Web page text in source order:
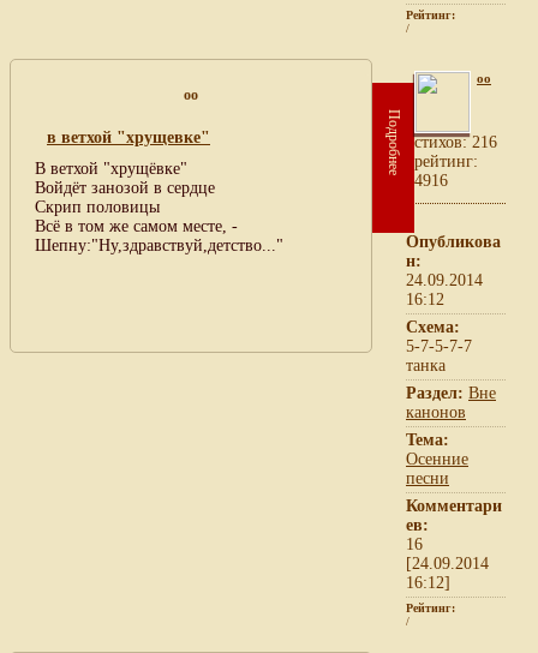
Рейтинг:
/
oo
в ветхой "хрущевке"
В ветхой "хрущёвке"
Войдёт занозой в сердце
Скрип половицы
Всё в том же самом месте, -
Шепну:"Ну,здравствуй,детство..."
Подробнее
oo
cтихов: 216
рейтинг:
4916
Опубликова
н:
24.09.2014
16:12
Схема:
5-7-5-7-7
танка
Раздел: Вне
канонов
Тема:
Осенние
песни
Комментари
ев:
16
[24.09.2014
16:12]
Рейтинг:
/